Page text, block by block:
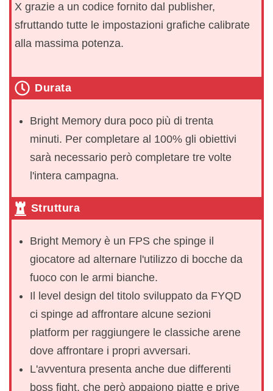
X grazie a un codice fornito dal publisher,
sfruttando tutte le impostazioni grafiche calibrate
alla massima potenza.
Durata
Bright Memory dura poco più di trenta
minuti. Per completare al 100% gli obiettivi
sarà necessario però completare tre volte
l'intera campagna.
Struttura
Bright Memory è un FPS che spinge il
giocatore ad alternare l'utilizzo di bocche da
fuoco con le armi bianche.
Il level design del titolo sviluppato da FYQD
ci spinge ad affrontare alcune sezioni
platform per raggiungere le classiche arene
dove affrontare i propri avversari.
L'avventura presenta anche due differenti
boss fight, che però appaiono piatte e prive